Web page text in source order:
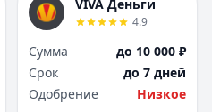
VIVA Деньги
4.9
Сумма
до 10 000 ₽
Срок
до 7 дней
Одобрение
Низкое